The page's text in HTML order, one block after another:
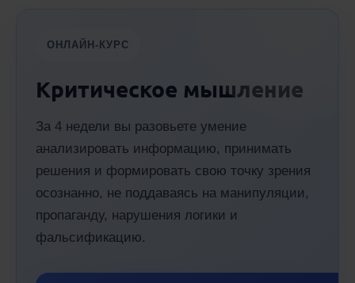
ОНЛАЙН-КУРС
Критическое мышление
За 4 недели вы разовьете умение
анализировать информацию, принимать
решения и формировать свою точку зрения
осознанно, не поддаваясь на манипуляции,
пропаганду, нарушения логики и
фальсификацию.